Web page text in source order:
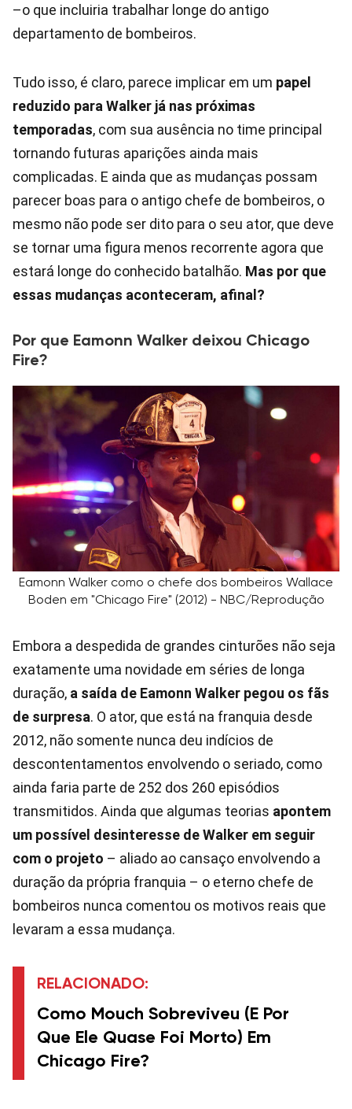
–o que incluiria trabalhar longe do antigo
departamento de bombeiros.
Tudo isso, é claro, parece implicar em um papel
reduzido para Walker já nas próximas
temporadas, com sua ausência no time principal
tornando futuras aparições ainda mais
complicadas. E ainda que as mudanças possam
parecer boas para o antigo chefe de bombeiros, o
mesmo não pode ser dito para o seu ator, que deve
se tornar uma figura menos recorrente agora que
estará longe do conhecido batalhão. Mas por que
essas mudanças aconteceram, afinal?
Por que Eamonn Walker deixou Chicago
Fire?
Eamonn Walker como o chefe dos bombeiros Wallace
Boden em "Chicago Fire" (2012) - NBC/Reprodução
Embora a despedida de grandes cinturões não seja
exatamente uma novidade em séries de longa
duração, a saída de Eamonn Walker pegou os fãs
de surpresa. O ator, que está na franquia desde
2012, não somente nunca deu indícios de
descontentamentos envolvendo o seriado, como
ainda faria parte de 252 dos 260 episódios
transmitidos. Ainda que algumas teorias apontem
um possível desinteresse de Walker em seguir
com o projeto – aliado ao cansaço envolvendo a
duração da própria franquia – o eterno chefe de
bombeiros nunca comentou os motivos reais que
levaram a essa mudança.
RELACIONADO:
Como Mouch Sobreviveu (e Por
Que Ele Quase Foi Morto) Em
Chicago Fire?